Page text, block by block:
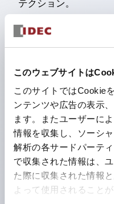
このウェブサイトは
このサイトではCookie
ンテンツや広告の表示
ます。またユーザーに
情報を収集し、ソーシ
解析の各サードパーテ
で収集された情報は、
た際に収集された情報
よって使用されることが
テクション。
接点部をセルフクリ
採用。
護構造：IP65。（た
IP40）
2つの独立した動作の
の機能を1つのスイッ
チも完備。
ワールドワイドなニ
1つで6色の役をこな
ごとに分かれていた